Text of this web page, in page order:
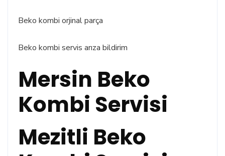
Beko kombi orjinal parça
Beko kombi servis arıza bildirim
Mersin Beko
Kombi Servisi
Mezitli Beko